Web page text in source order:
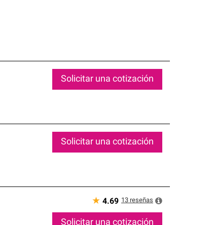
Solicitar una cotización
Solicitar una cotización
★ 4.69 13 reseñas
Solicitar una cotización